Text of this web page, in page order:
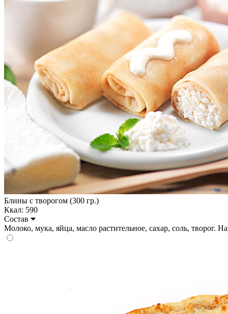
Блины с творогом (300 гр.)
Ккал: 590
Состав
Молоко, мука, яйца, масло растительное, сахар, соль, творог.